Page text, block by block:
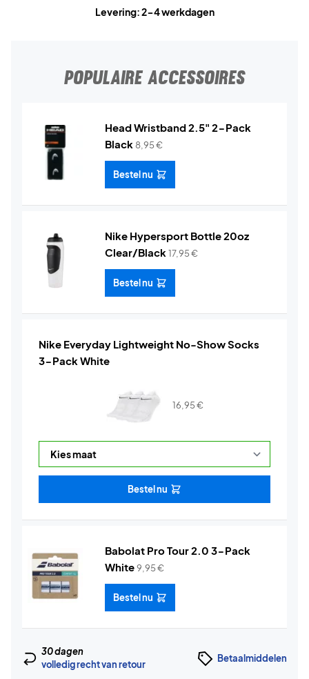
Levering: 2-4 werkdagen
POPULAIRE ACCESSOIRES
Head Wristband 2.5" 2-Pack
Black 8,95€
Bestel nu
Nike Hypersport Bottle 20oz
Clear/Black17,95€
Bestel nu
Nike Everyday Lightweight No-Show Socks
3-Pack White
16,95€
Bestel nu
Babolat Pro Tour 2.0 3-Pack
White9,95€
Bestel nu
30 dagen
volledig recht van retour
Betaalmiddelen